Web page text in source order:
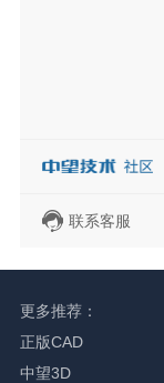
联系客服
更多推荐：
正版CAD
中望3D